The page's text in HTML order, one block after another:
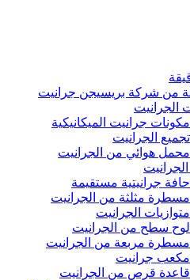
من شركة بريسيجن جرانيت
الجرانيت
مكونات جرانيت الميكانيكية
تجميع الجرانيت
محمل هوائي من الجرانيت
حافة جرانيتية مستقيمة
مسطرة مثلثة من الجرانيت
متوازيات الجرانيت
لوح سطح من الجرانيت
مسطرة مربعة من الجرانيت
مكعب جرانيت
قاعدة قرص من الجرانيت